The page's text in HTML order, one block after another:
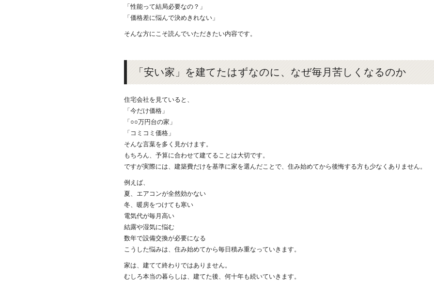
「性能って結局必要なの？」
「価格差に悩んで決めきれない」
そんな方にこそ読んでいただきたい内容です。
「安い家」を建てたはずなのに、なぜ毎月苦しくなるのか
住宅会社を見ていると、
「今だけ価格」
「○○万円台の家」
「コミコミ価格」
そんな言葉を多く見かけます。
もちろん、予算に合わせて建てることは大切です。
ですが実際には、建築費だけを基準に家を選んだことで、住み始めてから後悔する方も少なくありません。
例えば、
夏、エアコンが全然効かない
冬、暖房をつけても寒い
電気代が毎月高い
結露や湿気に悩む
数年で設備交換が必要になる
こうした悩みは、住み始めてから毎日積み重なっていきます。
家は、建てて終わりではありません。
むしろ本当の暮らしは、建てた後、何十年も続いていきます。